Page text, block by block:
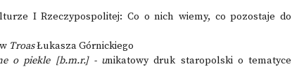
I Rzeczypospolitej: Co o nich wiemy, co pozostaje do
TroasŁukasza Górnickiego
o piekle [b.m.r.] - unikatowy druk staropolski o tematyce